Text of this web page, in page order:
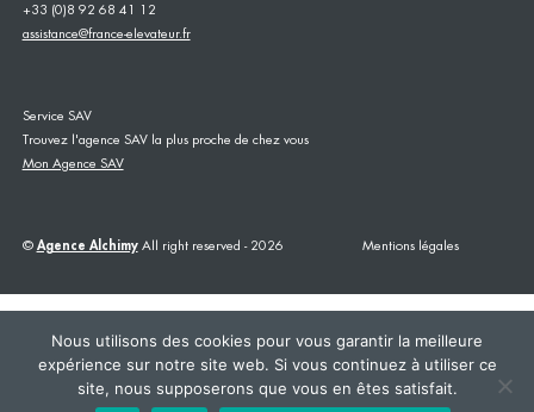
+33 (0)8 92 68 41 12
assistance@france-elevateur.fr
Service SAV
Trouvez l'agence SAV la plus proche de chez vous
Mon Agence SAV
© Agence AlchimyAll right reserved - 2026 Mentions légales
This site is registered on wpml.org as a development site. Switch to a production
Nous utilisons des cookies pour vous garantir la meilleure
expérience sur notre site web. Si vous continuez à utiliser ce
site, nous supposerons que vous en êtes satisfait.